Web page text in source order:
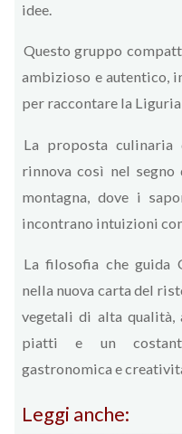
idee.
Questo gruppo
ambizioso e autentico,
per raccontare la
La proposta culinaria
rinnova così nel
montagna, dove i
incontrano intuizioni
La filosofia che guida
nella nuova carta del
vegetali di alta
piatti e un
gastronomica e
Leggi anche: